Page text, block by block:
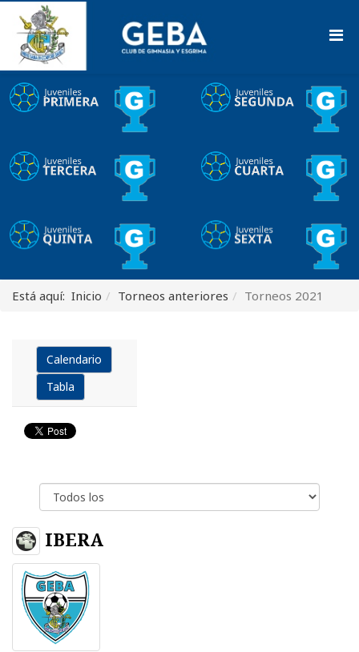
Está aquí: Inicio Torneos anteriores Torneos 2021
Calendario
Tabla
IBERA